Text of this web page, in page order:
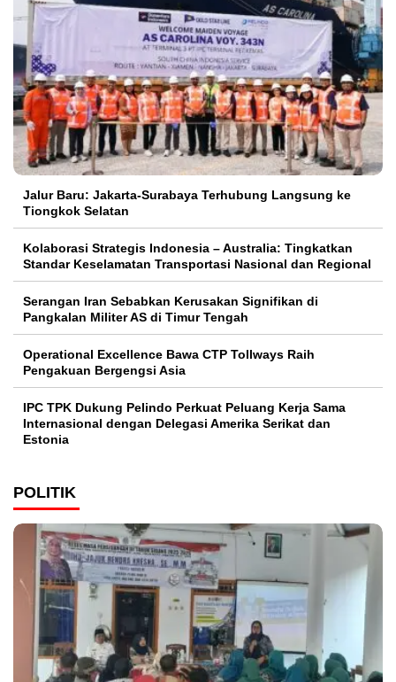
Jalur Baru: Jakarta-Surabaya Terhubung Langsung ke
Tiongkok Selatan
Kolaborasi Strategis Indonesia – Australia: Tingkatkan
Standar Keselamatan Transportasi Nasional dan Regional
Serangan Iran Sebabkan Kerusakan Signifikan di
Pangkalan Militer AS di Timur Tengah
Operational Excellence Bawa CTP Tollways Raih
Pengakuan Bergengsi Asia
IPC TPK Dukung Pelindo Perkuat Peluang Kerja Sama
Internasional dengan Delegasi Amerika Serikat dan
Estonia
POLITIK